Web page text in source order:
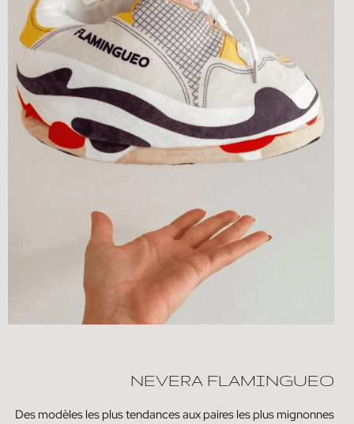
NEVERA FLAMINGUEO
Des modèles les plus tendances aux paires les plus mignonnes